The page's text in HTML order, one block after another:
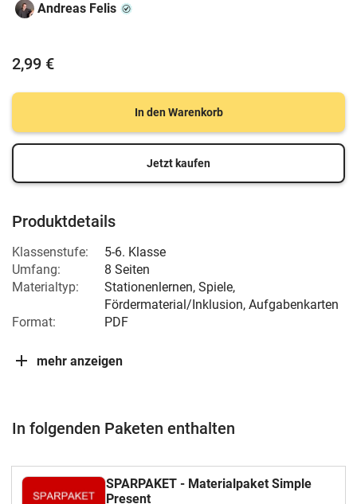
Andreas Felis
2,99 €
In den Warenkorb
Jetzt kaufen
Produktdetails
Klassenstufe:
5-6. Klasse
Umfang:
8 Seiten
Materialtyp:
Stationenlernen, Spiele,
Fördermaterial/Inklusion, Aufgabenkarten
Format:
PDF
mehr anzeigen
In folgenden Paketen enthalten
SPARPAKET - Materialpaket Simple
Present